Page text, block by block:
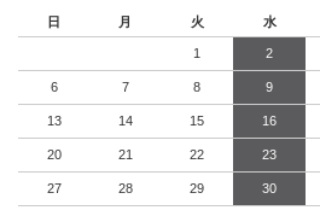
日 月 火 水
1 2
6 7 8 9
13 14 15 16
20 21 22 23
27 28 29 30